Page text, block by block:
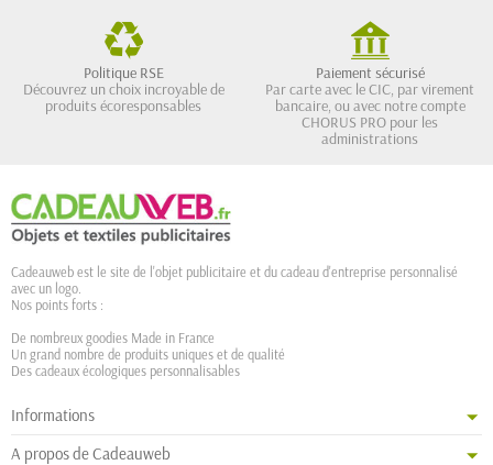
Politique RSE
Découvrez un choix incroyable de
produits écoresponsables
Paiement sécurisé
Par carte avec le CIC, par virement
bancaire, ou avec notre compte
CHORUS PRO pour les
administrations
Cadeauweb est le site de l'objet publicitaire et du cadeau d'entreprise personnalisé
avec un logo.
Nos points forts :
De nombreux goodies Made in France
Un grand nombre de produits uniques et de qualité
Des cadeaux écologiques personnalisables
Informations
A propos de Cadeauweb